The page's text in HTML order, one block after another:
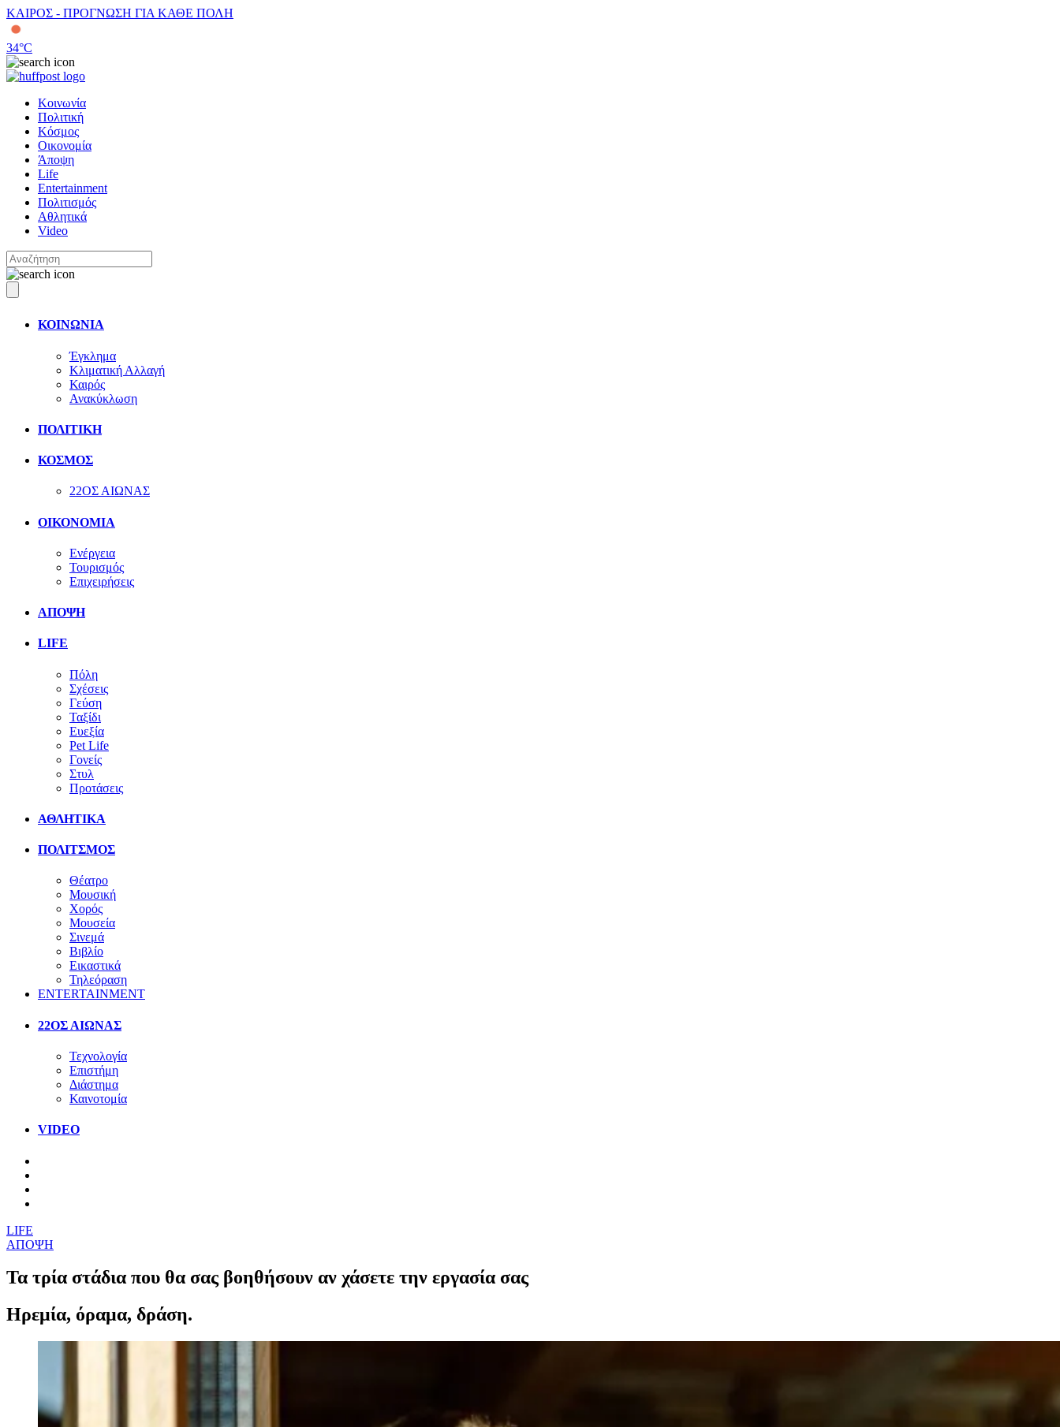
ΚΑΙΡΟΣ - ΠΡΟΓΝΩΣΗ ΓΙΑ ΚΑΘΕ ΠΟΛΗ
34°C
Κοινωνία
Πολιτική
Κόσμος
Οικονομία
Άποψη
Life
Entertainment
Πολιτισμός
Αθλητικά
Video
ΚΟΙΝΩΝΙΑ
Έγκλημα
Κλιματική Αλλαγή
Καιρός
Ανακύκλωση
ΠΟΛΙΤΙΚΗ
ΚΟΣΜΟΣ
22ΟΣ ΑΙΩΝΑΣ
ΟΙΚΟΝΟΜΙΑ
Ενέργεια
Τουρισμός
Επιχειρήσεις
ΑΠΟΨΗ
LIFE
Πόλη
Σχέσεις
Γεύση
Ταξίδι
Ευεξία
Pet Life
Γονείς
Στυλ
Προτάσεις
ΑΘΛΗΤΙΚΑ
ΠΟΛΙΤΣΜΟΣ
Θέατρο
Μουσική
Χορός
Μουσεία
Σινεμά
Βιβλίο
Εικαστικά
Τηλεόραση
ENTERTAINMENT
22ΟΣ ΑΙΩΝΑΣ
Τεχνολογία
Επιστήμη
Διάστημα
Καινοτομία
VIDEO
LIFE
ΑΠΟΨΗ
Τα τρία στάδια που θα σας βοηθήσουν αν χάσετε την εργασία σας
Ηρεμία, όραμα, δράση.